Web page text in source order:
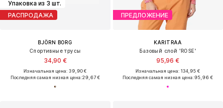
Упаковка из 3 шт.
РАСПРОДАЖА
BJÖRN BORG
Спортивные трусы
34,90 €
Изначальная цена: 39,90 €
Последняя самая низкая цена:29,67 €
ПРЕДЛОЖЕНИЕ
KARITRAA
Базовый слой 'ROSE'
95,96 €
Изначальная цена: 134,95 €
Последняя самая низкая цена:95,96 €